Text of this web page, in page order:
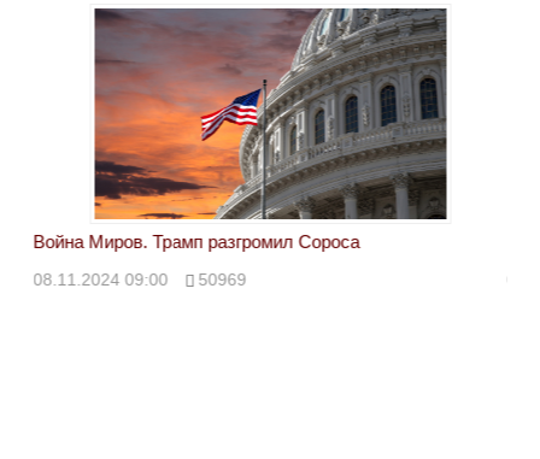
Война Миров. Трамп разгромил Сороса
08.11.2024 09:00 50969